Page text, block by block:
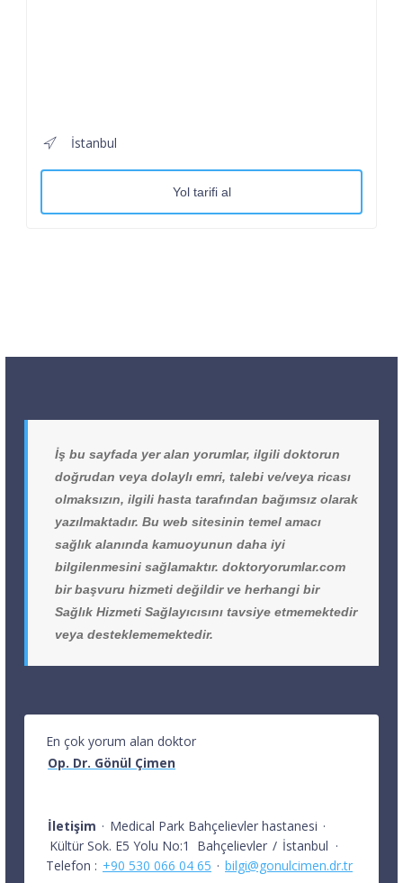
İstanbul
Yol tarifi al
İş bu sayfada yer alan yorumlar, ilgili doktorun
doğrudan veya dolaylı emri, talebi ve/veya ricası
olmaksızın, ilgili hasta tarafından bağımsız olarak
yazılmaktadır. Bu web sitesinin temel amacı
sağlık alanında kamuoyunun daha iyi
bilgilenmesini sağlamaktır. doktoryorumlar.com
bir başvuru hizmeti değildir ve herhangi bir
Sağlık Hizmeti Sağlayıcısını tavsiye etmemektedir
veya desteklememektedir.
En çok yorum alan doktor
Op. Dr. Gönül Çimen
İletişim · Medical Park Bahçelievler hastanesi ·
Kültür Sok. E5 Yolu No:1
Bahçelievler / İstanbul ·
Telefon : +90 530 066 04 65 · bilgi@gonulcimen.dr.tr